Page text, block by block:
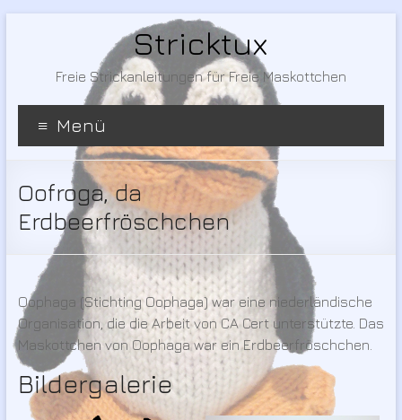
Stricktux
Freie Strickanleitungen für Freie Maskottchen
Menü
Oofroga, da
Erdbeerfröschchen
Oophaga (Stichting Oophaga) war eine niederländische
Organisation, die die Arbeit von CA Cert unterstützte. Das
Maskottchen von Oophaga war ein Erdbeerfröschchen.
Bildergalerie